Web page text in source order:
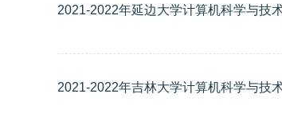
2021-2022年延边大学计算机科学与技
2021-2022年吉林大学计算机科学与技